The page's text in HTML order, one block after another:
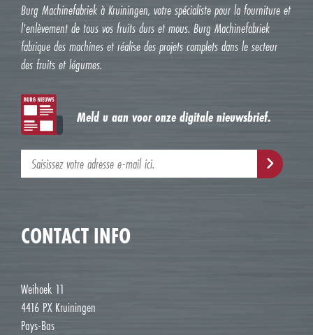
Burg Machinefabriek à Kruiningen, votre spécialiste pour la fourniture et
l'enlèvement de tous vos fruits durs et mous. Burg Machinefabriek
fabrique des machines et réalise des projets complets dans le secteur
des fruits et légumes.
Meld u aan voor onze digitale nieuwsbrief.
CONTACT INFO
Weihoek 11
4416 PX Kruiningen
Pays-Bas